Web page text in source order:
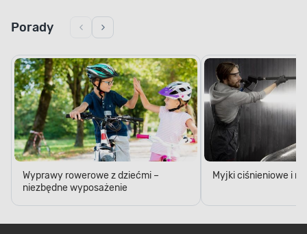
Porady
Wyprawy rowerowe z dziećmi –
niezbędne wyposażenie
Myjki ciśnieniowe i